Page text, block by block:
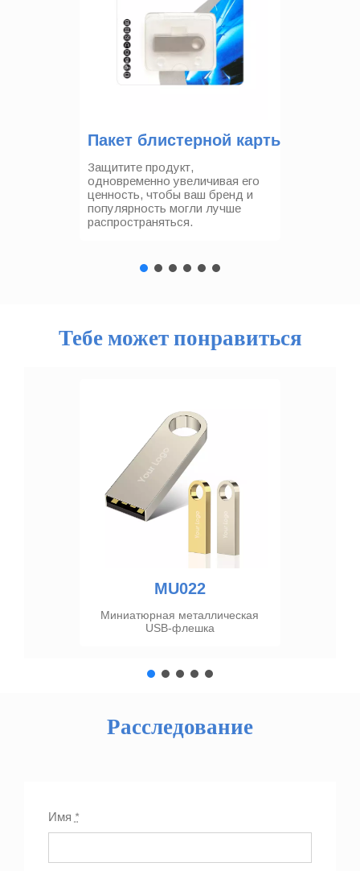
Брелок
Добавьте брелок для ключей на
свой накопитель, чтобы
покупатели могли носить с
собой ваш бренд.
Тебе может понравиться
MU218
Ключевой USB-накопитель
Расследование
Имя *